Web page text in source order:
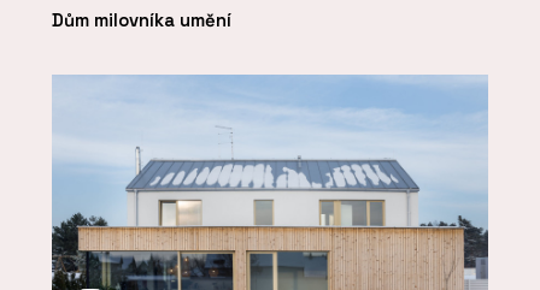
Dům milovníka umění